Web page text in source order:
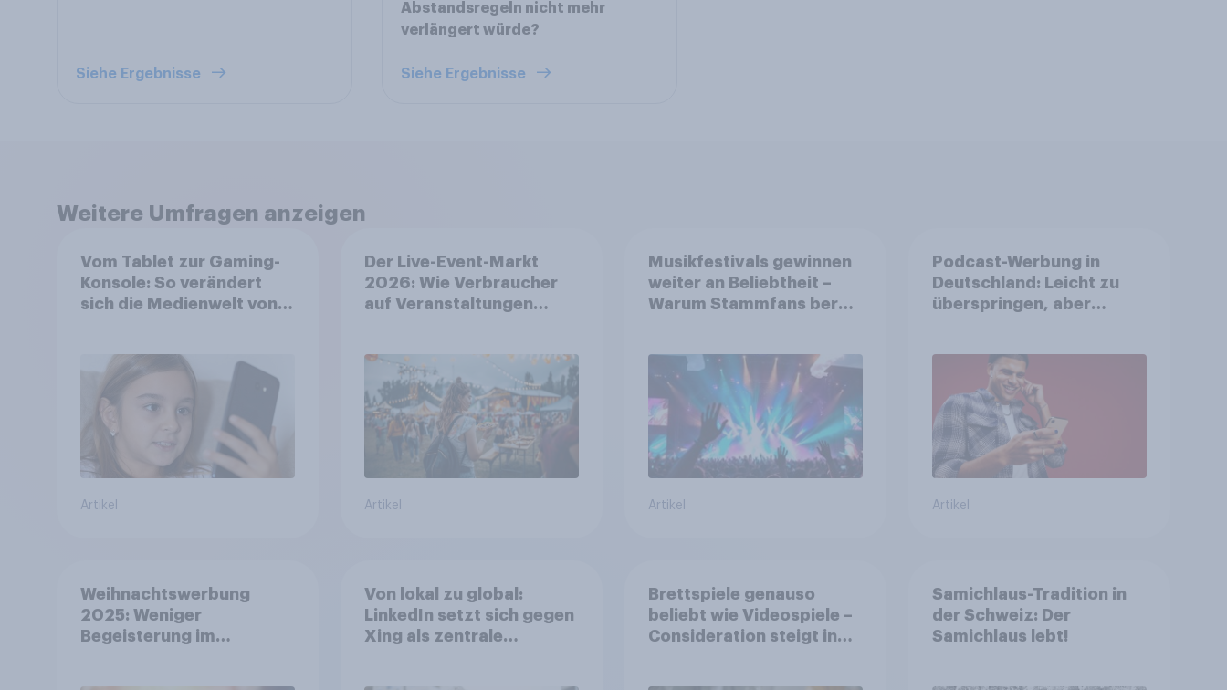
Siehe Ergebnisse
Abstandsregeln nicht mehr
verlängert würde?
Siehe Ergebnisse
Weitere Umfragen anzeigen
Vom Tablet zur Gaming-
Konsole: So verändert
sich die Medienwelt von
Artikel
Der Live-Event-Markt
2026: Wie Verbraucher
auf Veranstaltungen
Artikel
Musikfestivals gewinnen
weiter an Beliebtheit –
Warum Stammfans bereit
Artikel
Podcast-Werbung in
Deutschland: Leicht zu
überspringen, aber
Artikel
Weihnachtswerbung
2025: Weniger
Begeisterung im
Von lokal zu global:
LinkedIn setzt sich gegen
Xing als zentrale
Brettspiele genauso
beliebt wie Videospiele –
Consideration steigt in
Samichlaus-Tradition in
der Schweiz: Der
Samichlaus lebt!